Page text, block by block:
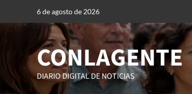
6 de agosto de 2026
CONLAGENTE
DIARIO DIGITAL DE NOTICIAS